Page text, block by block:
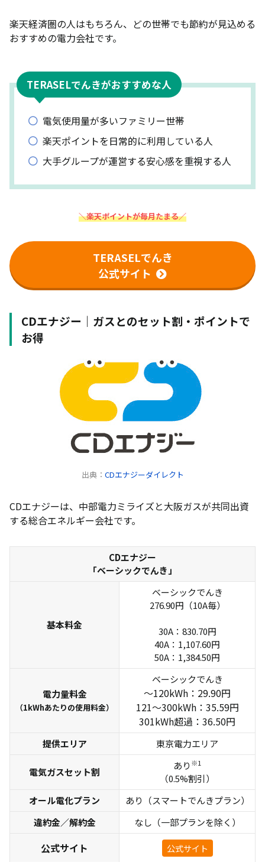
楽天経済圏の人はもちろん、どの世帯でも節約が見込める
おすすめの電力会社です。
TERASELでんきがおすすめな人
電気使用量が多いファミリー世帯
楽天ポイントを日常的に利用している人
大手グループが運営する安心感を重視する人
＼楽天ポイントが毎月たまる／
TERASELでんき
公式サイト
CDエナジー｜ガスとのセット割・ポイントで
お得
出典： CDエナジーダイレクト
CDエナジーは、中部電力ミライズと大阪ガスが共同出資
する総合エネルギー会社です。
CDエナジー
「ベーシックでんき」
基本料金
ベーシックでんき
276.90円（10A毎）
30A：830.70円
40A：1,107.60円
50A：1,384.50円
電力量料金
（1kWhあたりの使用料金）
ベーシックでんき
～120kWh：29.90円
121～300kWh：35.59円
301kWh超過：36.50円
提供エリア 東京電力エリア
電気ガスセット割
あり ※1
（0.5%割引）
オール電化プラン
あり（スマートでんきプラン）
違約金／解約金
なし（一部プランを除く）
公式サイト 公式サイト